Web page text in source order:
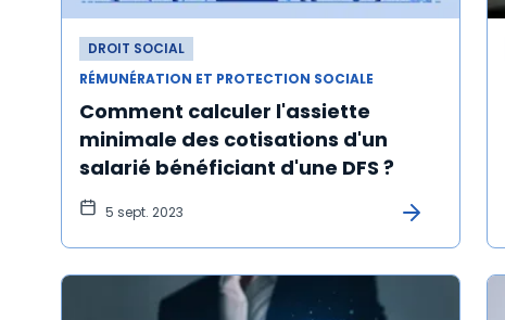
DROIT SOCIAL
RÉMUNÉRATION ET PROTECTION SOCIALE
Comment calculer l'assiette
minimale des cotisations d'un
salarié bénéficiant d'une DFS ?
5 sept. 2023